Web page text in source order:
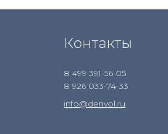
Контакты
8 499 391-56-05
8 926 033-74-33
info@denvol.ru